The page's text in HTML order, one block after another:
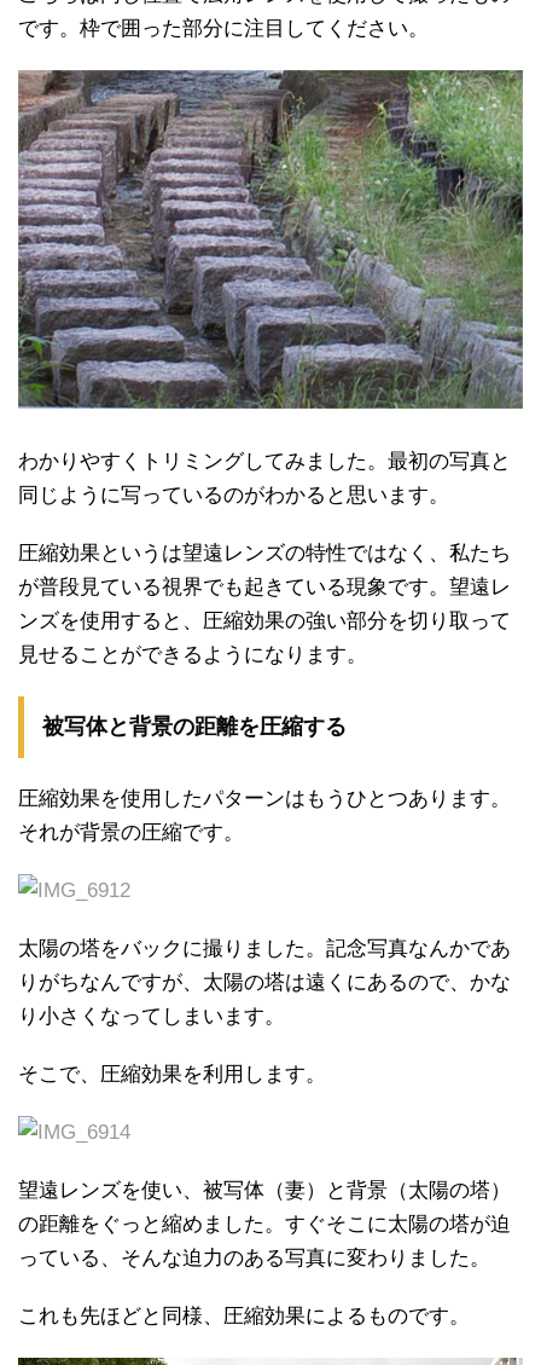
です。枠で囲った部分に注目してください。
わかりやすくトリミングしてみました。最初の写真と
同じように写っているのがわかると思います。
圧縮効果というは望遠レンズの特性ではなく、私たち
が普段見ている視界でも起きている現象です。望遠レ
ンズを使用すると、圧縮効果の強い部分を切り取って
見せることができるようになります。
被写体と背景の距離を圧縮する
圧縮効果を使用したパターンはもうひとつあります。
それが背景の圧縮です。
太陽の塔をバックに撮りました。記念写真なんかであ
りがちなんですが、太陽の塔は遠くにあるので、かな
り小さくなってしまいます。
そこで、圧縮効果を利用します。
望遠レンズを使い、被写体（妻）と背景（太陽の塔）
の距離をぐっと縮めました。すぐそこに太陽の塔が迫
っている、そんな迫力のある写真に変わりました。
これも先ほどと同様、圧縮効果によるものです。